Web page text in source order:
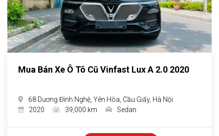
Mua Bán Xe Ô Tô Cũ Vinfast Lux A 2.0 2020
68 Dương Đình Nghệ, Yên Hòa, Cầu Giấy, Hà Nội
2020
39,000 km Sedan